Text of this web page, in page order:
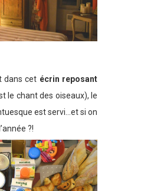
dans cet écrin reposant
le chant des oiseaux), le
est servi…et si on
?!